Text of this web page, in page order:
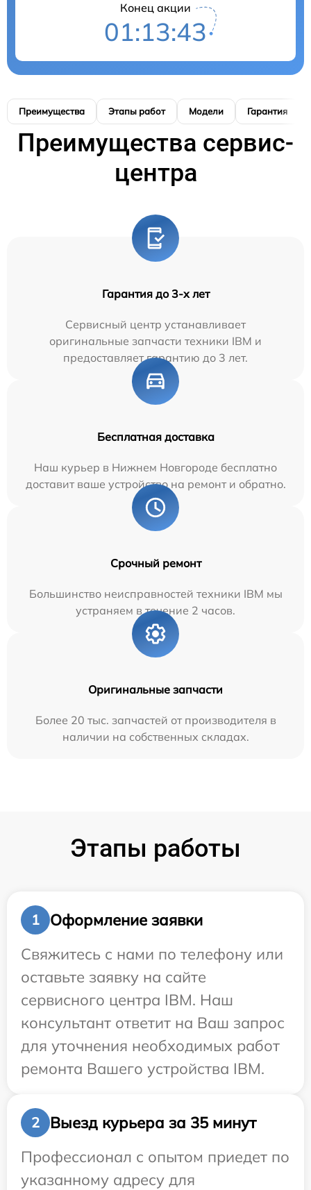
Конец акции
01:13:42
Преимущества Этапы работ Модели Гарантия
Преимущества сервис-
центра
Гарантия до 3-х лет
Сервисный центр устанавливает
оригинальные запчасти техники IBM и
предоставляет гарантию до 3 лет.
Бесплатная доставка
Наш курьер в Нижнем Новгороде бесплатно
доставит ваше устройство на ремонт и обратно.
Срочный ремонт
Большинство неисправностей техники IBM мы
устраняем в течение 2 часов.
Оригинальные запчасти
Более 20 тыс. запчастей от производителя в
наличии на собственных складах.
Этапы работы
1
Оформление заявки
Свяжитесь с нами по телефону или
оставьте заявку на сайте
сервисного центра IBM. Наш
консультант ответит на Ваш запрос
для уточнения необходимых работ
ремонта Вашего устройства IBM.
2
Выезд курьера за 35 минут
Профессионал с опытом приедет по
указанному адресу для